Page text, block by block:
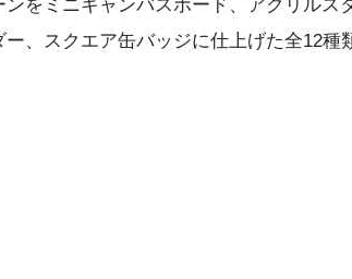
をミニキャンバスボード、アクリルス
、スクエア缶バッジに仕上げた全12種